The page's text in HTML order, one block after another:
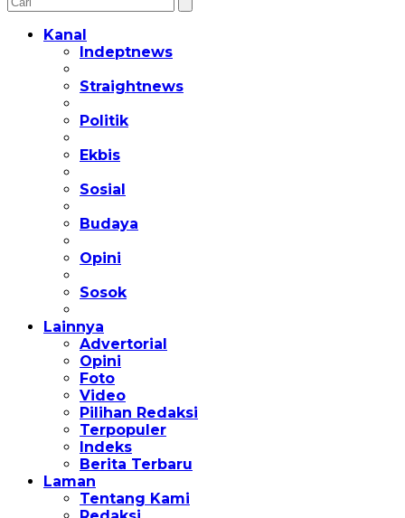
Kanal
Indeptnews
Straightnews
Politik
Ekbis
Sosial
Budaya
Opini
Sosok
Lainnya
Advertorial
Opini
Foto
Video
Pilihan Redaksi
Terpopuler
Indeks
Berita Terbaru
Laman
Tentang Kami